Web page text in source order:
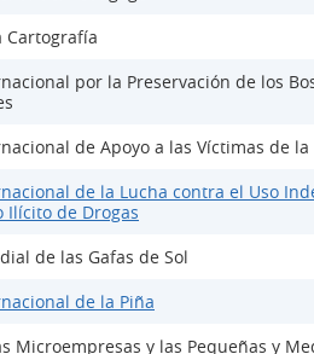
Cartografía
por la Preservación de los
de Apoyo a las Víctimas de
de la Lucha contra el Uso
Ilícito de Drogas
de las Gafas de Sol
de la Piña
Microempresas y las Pequeñas y